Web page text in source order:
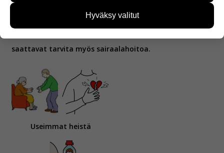
saattavat tarvita myös sairaalahoitoa.
Useimmat heistä
kävijämääristä ja siitä, mitä sivuja käytetään ja
miten sivuilla liikutaan. Emme kuitenkaan kerää
Hyväksy valitut